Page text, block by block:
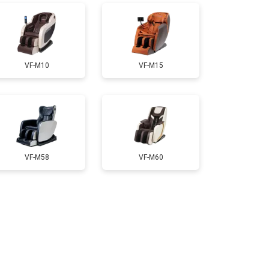
3200 ₽ Заказать
4400 ₽ Заказать
6200 ₽ Заказать
3500 ₽ Заказать
VF-M10 VF-M15
VF-M58 VF-M60